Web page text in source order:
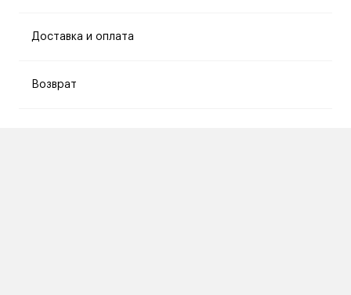
Доставка и оплата
Возврат